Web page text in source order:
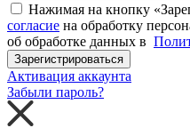
Нажимая на кнопку
согласие на обработку
об обработке данных в
Зарегистрироваться
Активация аккаунта
Забыли пароль?